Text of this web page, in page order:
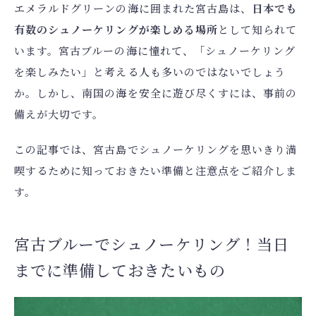
エメラルドグリーンの海に囲まれた宮古島は、
日本でも
有数のシュノーケリングが楽しめる場所として知られて
います。宮古ブルーの海に憧れて、「シュノーケリング
を楽しみたい」と考える人も多いのではないでしょう
か。しかし、南国の海を安全に遊び尽くすには、事前の
備えが大切です。
この記事では、宮古島でシュノーケリングを思いきり満
喫するために知っておきたい準備と注意点をご紹介しま
す。
宮古ブルーでシュノーケリング！当日
までに準備しておきたいもの